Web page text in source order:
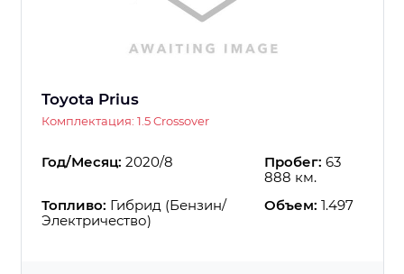
Toyota Prius
Комплектация: 1.5 Crossover
Год/Месяц: 2020/8 Пробег: 63
888 км.
Топливо: Гибрид (Бензин/
Электричество)
Объем: 1.497